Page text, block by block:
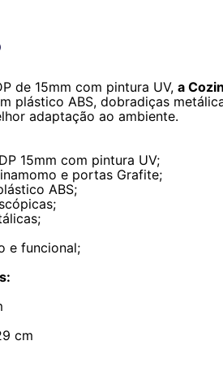
de 15mm com pintura UV, a
plástico ABS, dobradiças
adaptação ao ambiente.
15mm com pintura UV;
e portas Grafite;
ABS;
e funcional;
cm